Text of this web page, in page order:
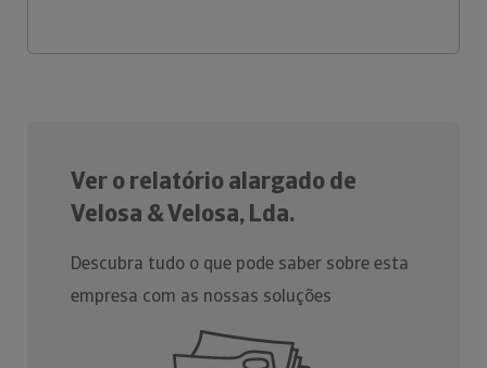
Ver o relatório alargado de
Velosa & Velosa, Lda.
Descubra tudo o que pode saber sobre esta
empresa com as nossas soluções